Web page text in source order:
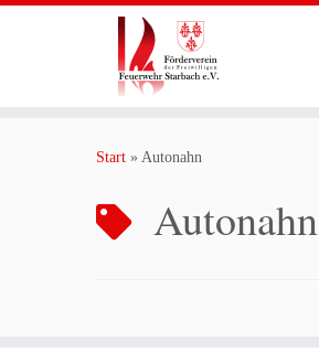
Start » Autonahn
Autonahn